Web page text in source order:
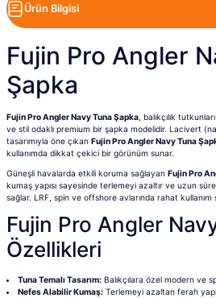
Ürün Bilgisi
Fujin Pro Angler
Şapka
Fujin Pro Angler Navy Tuna Şapka , balıkçılık
ve stil odaklı premium bir şapka modelidir. Lacivert
tasarımıyla öne çıkan Fujin Pro Angler Navy Tuna
kullanımda dikkat çekici bir görünüm sunar.
Güneşli havalarda etkili koruma sağlayan Fujin Pro
kumaş yapısı sayesinde terlemeyi azaltır ve uzun
sağlar. LRF, spin ve offshore avlarında rahat kullanım
Fujin Pro Angler
Özellikleri
Tuna Temalı Tasarım: Balıkçılara özel modern ve
Nefes Alabilir Kumaş: Terlemeyi azaltan ferah yapı